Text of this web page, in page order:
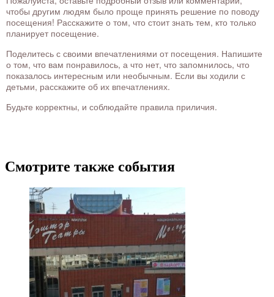
чтобы другим людям было проще принять решение по поводу
посещения! Расскажите о том, что стоит знать тем, кто только
планирует посещение.
Поделитесь с своими впечатлениями от посещения. Напишите
о том, что вам понравилось, а что нет, что запомнилось, что
показалось интересным или необычным. Если вы ходили с
детьми, расскажите об их впечатлениях.
Будьте корректны, и соблюдайте правила приличия.
Смотрите также события